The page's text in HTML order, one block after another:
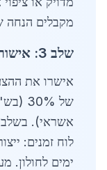
מקבלים הנחה של
שלב 3: אישור הזמנה ואישור תשלום ראשוני
אישרו את
של
אשראי). בשלב
ימים לחולון.